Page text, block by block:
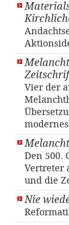
Vier der
Den 500.
Vertreter
und die
Nie